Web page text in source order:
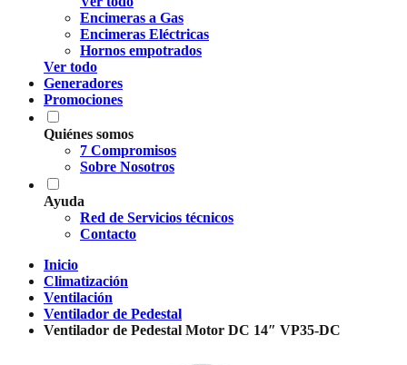
Encimeras a Gas
Encimeras Eléctricas
Hornos empotrados
Ver todo
Generadores
Promociones
Quiénes somos
7 Compromisos
Sobre Nosotros
Ayuda
Red de Servicios técnicos
Contacto
Inicio
Climatización
Ventilación
Ventilador de Pedestal
Ventilador de Pedestal Motor DC 14″ VP35-DC